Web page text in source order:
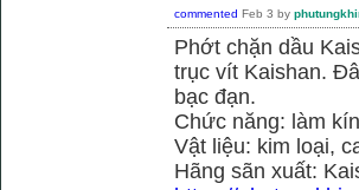
commented Feb 3 by
Phớt chặn dầu
trục vít Kaishan.
bạc đạn.
Chức năng: làm
Vật liệu: kim loại,
Hãng sãn xuất: